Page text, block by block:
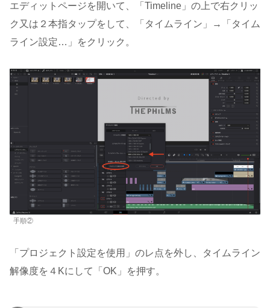
エディットページを開いて、「Timeline」の上で右クリッ
ク又は２本指タップをして、「タイムライン」→「タイム
ライン設定…」をクリック。
手順②
「プロジェクト設定を使用」のレ点を外し、タイムライン
解像度を４Kにして「OK」を押す。